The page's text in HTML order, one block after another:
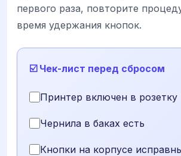
первого раза, повторите
время удержания кнопок.
☑️ Чек-лист перед сбросом
Принтер включен в розетку
Чернила в баках есть
Кнопки на корпусе